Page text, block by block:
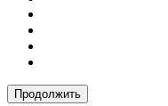
Продолжить